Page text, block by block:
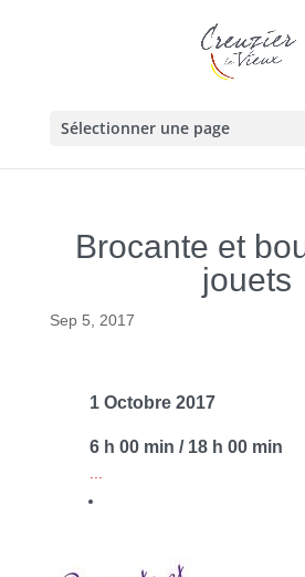
Sélectionner une page
Brocante et
jouets
Sep 5, 2017
1 Octobre 2017
6 h 00 min / 18 h 00 min